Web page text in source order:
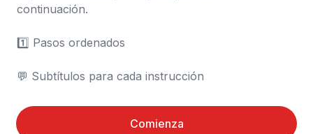
continuación.
1️⃣ Pasos ordenados
💬 Subtítulos para cada instrucción
Comienza